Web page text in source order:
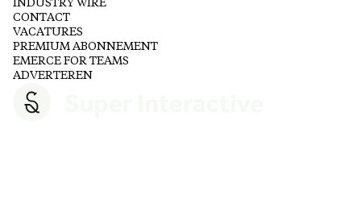
INDUSTRY WIRE
CONTACT
VACATURES
PREMIUM ABONNEMENT
EMERCE FOR TEAMS
ADVERTEREN